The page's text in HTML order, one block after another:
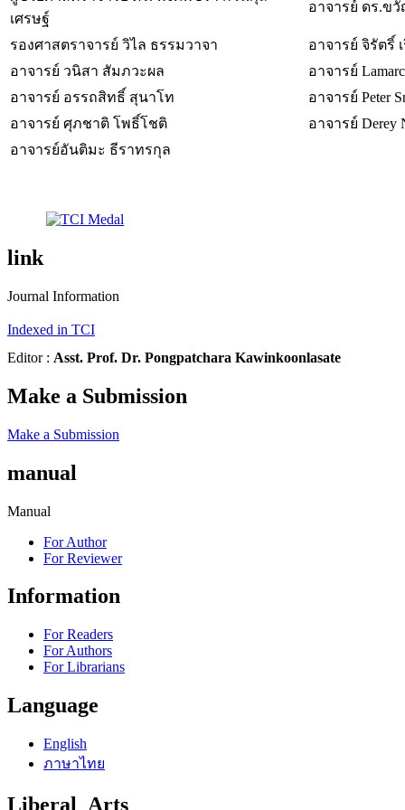
เศรษฐ์
อาจารย์ ดร.ข
รองศาสตราจารย์ วิไล ธรรมวาจา
อาจารย์ จิรัตริ์
อาจารย์ วนิสา สัมภวะผล
อาจารย์
อาจารย์ อรรถสิทธิ์ สุนาโท
อาจารย์ Peter
อาจารย์ ศุภชาติ โพธิ์โชติ
อาจารย์ Derey
อาจารย์อันติมะ ธีราทรกุล
link
Journal Information
Indexed in TCI
Editor : Asst. Prof. Dr. Pongpatchara Kawinkoonlasate
Make a Submission
Make a Submission
manual
Manual
For Author
For Reviewer
Information
For Readers
For Authors
For Librarians
Language
English
ภาษาไทย
Liberal_Arts